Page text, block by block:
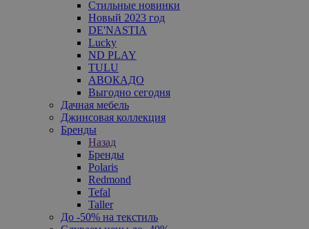
Стильные новинки
Новый 2023 год
DE'NASTIA
Lucky
ND PLAY
TULU
АВОКАДО
Выгодно сегодня
Дачная мебель
Джинсовая коллекция
Бренды
Назад
Бренды
Polaris
Redmond
Tefal
Taller
До -50% на текстиль